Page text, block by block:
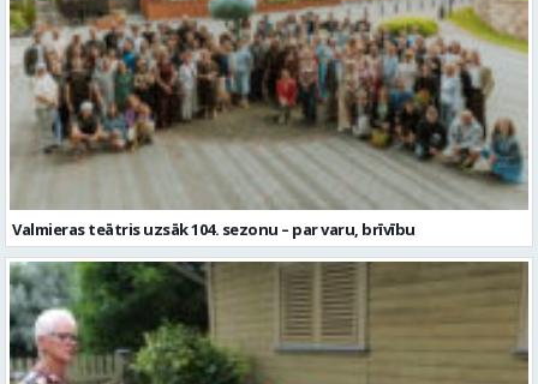
Valmieras teātris uzsāk 104. sezonu – par varu, brīvību